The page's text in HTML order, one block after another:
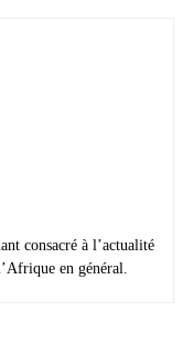
consacré à l’actualité
en général.